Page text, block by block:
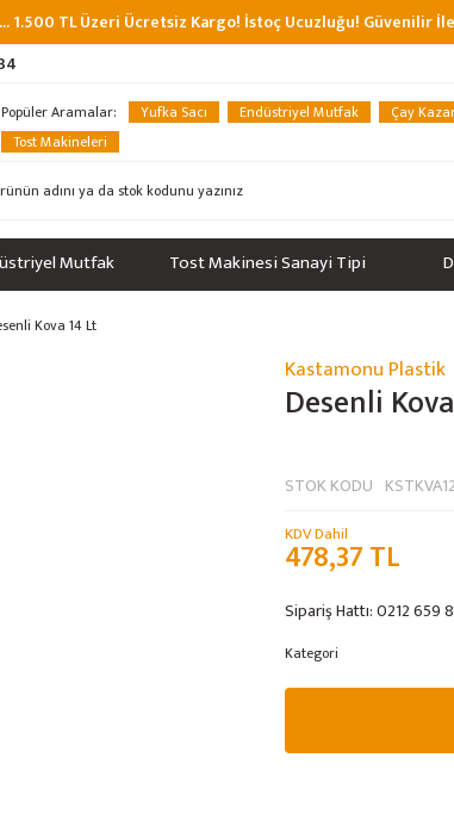
1.500 TL Üzeri Ücretsiz Kargo! İstoç Ucuzluğu! Güvenilir
Popüler Aramalar: Yufka Sacı Endüstriyel Mutfak Çay
Tost Makineleri
Mutfak Tost Makinesi Sanayi Tipi
Kova 14 Lt
Kastamonu Plastik
Desenli
STOK KODU KSTKVA12
KDV Dahil
478,37 TL
Sipariş Hattı:0212 659
Kategori